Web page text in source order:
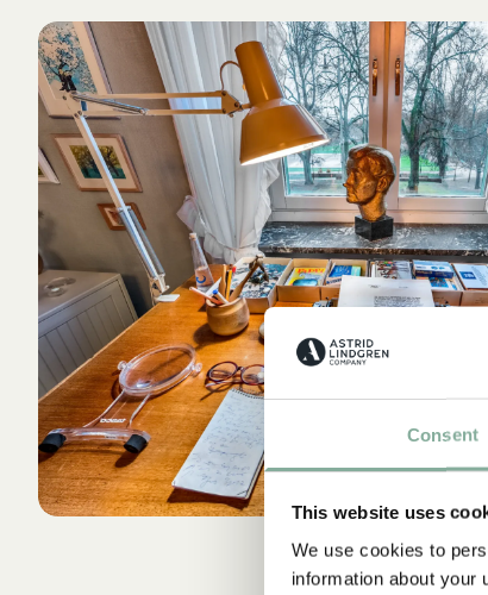
Consent
This website uses
We use cookies to
information about your